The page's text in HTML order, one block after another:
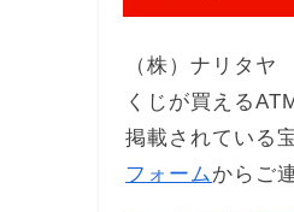
（株）ナリタ
くじが買える
掲載されている
フォーム からご